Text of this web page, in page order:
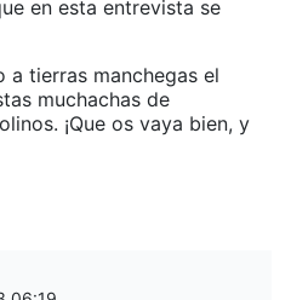
en esta entrevista se
tierras manchegas el
muchachas de
¡Que os vaya bien, y